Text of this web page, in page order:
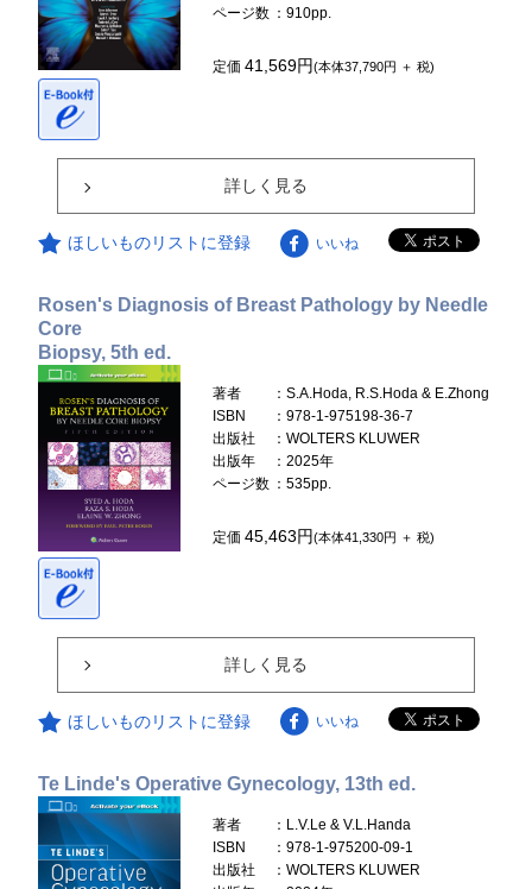
ページ数 ：910pp.
定価41,569円(本体37,790円 ＋ 税)
詳しく見る
ほしいものリストに登録 いいね
Rosen's Diagnosis of Breast Pathology by Needle
Core
Biopsy, 5th ed.
著者
：S.A.Hoda, R.S.Hoda & E.Zhong
ISBN
：978-1-975198-36-7
出版社
：WOLTERS KLUWER
出版年
：2025年
ページ数 ：535pp.
定価45,463円(本体41,330円 ＋ 税)
詳しく見る
ほしいものリストに登録 いいね
Te Linde's Operative Gynecology, 13th ed.
著者
：L.V.Le & V.L.Handa
ISBN
：978-1-975200-09-1
出版社
：WOLTERS KLUWER